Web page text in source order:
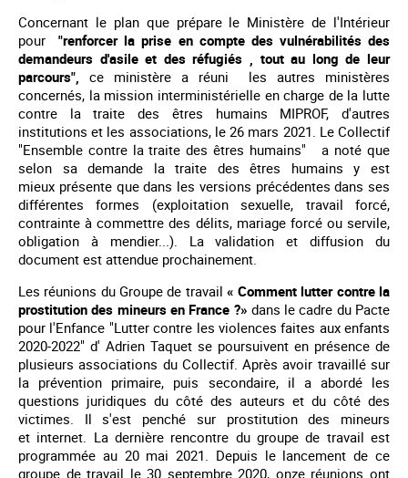
Concernant le plan que prépare le Ministère de l'Intérieur
pour"renforcer la prise en compte des vulnérabilités des
demandeurs d'asile et des réfugiés , tout au long de leur
parcours", ce ministère a réuni les autres ministères
concernés, la mission interministérielle en charge de la lutte
contre la traite des êtres humains MIPROF, d'autres
institutions et les associations, le 26 mars 2021. Le Collectif
"Ensemble contre la traite des êtres humains" a noté que
selon sa demande la traite des êtres humains y est
mieux présente que dans les versions précédentes dans ses
différentes formes (exploitation sexuelle, travail forcé,
contrainte à commettre des délits, mariage forcé ou servile,
obligation à mendier...). La validation et diffusion du
document est attendue prochainement.
Les réunions du Groupe de travail « Comment lutter contre la
prostitution des mineurs en France ?» dans le cadre du Pacte
pour l'Enfance "Lutter contre les violences faites aux enfants
2020-2022" d' Adrien Taquet se poursuivent en présence de
plusieurs associations du Collectif. Après avoir travaillé sur
la prévention primaire, puis secondaire, il a abordé les
questions juridiques du côté des auteurs et du côté des
victimes. Il s'est penché sur prostitution des mineurs
et internet. La dernière rencontre du groupe de travail est
programmée au 20 mai 2021. Depuis le lancement de ce
groupe de travail le 30 septembre 2020, onze réunions ont